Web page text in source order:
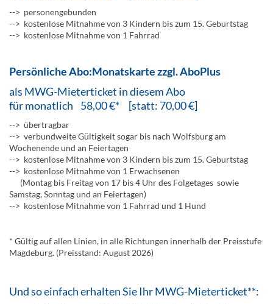
--> personengebunden
--> kostenlose Mitnahme von 3 Kindern bis zum 15. Geburtstag
--> kostenlose Mitnahme von 1 Fahrrad
Persönliche Abo:Monatskarte zzgl. AboPlus
als MWG-Mieterticket in diesem Abo
für monatlich 58,00 €* [statt: 70,00 €]
--> übertragbar
--> verbundweite Gültigkeit sogar bis nach Wolfsburg am
Wochenende und an Feiertagen
--> kostenlose Mitnahme von 3 Kindern bis zum 15. Geburtstag
--> kostenlose Mitnahme von 1 Erwachsenen
(Montag bis Freitag von 17 bis 4 Uhr des Folgetages sowie
Samstag, Sonntag und an Feiertagen)
--> kostenlose Mitnahme von 1 Fahrrad und 1 Hund
* Gültig auf allen Linien, in alle Richtungen innerhalb der Preisstufe
Magdeburg. (Preisstand: August 2026)
Und so einfach erhalten Sie Ihr MWG-Mieterticket**: